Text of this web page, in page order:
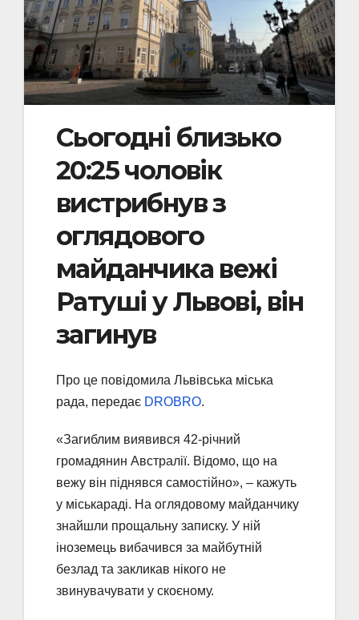
Сьогодні близько
20:25 чоловік
вистрибнув з
оглядового
майданчика вежі
Ратуші у Львові, він
загинув
Про це повідомила Львівська міська
рада, передає DROBRO.
«Загиблим виявився 42-річний
громадянин Австралії. Відомо, що на
вежу він піднявся самостійно», – кажуть
у міськараді. На оглядовому майданчику
знайшли прощальну записку. У ній
іноземець вибачився за майбутній
безлад та закликав нікого не
звинувачувати у скоєному.